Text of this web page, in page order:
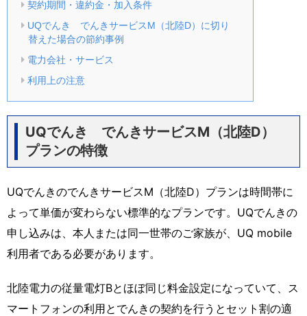
契約期間・違約金・加入条件
UQでんき でんきサービスM（北陸D）に切り
替えた場合の節約事例
電力会社・サービス
利用上の注意
UQでんき でんきサービスM（北陸D）
プランの特徴
UQでんきのでんきサービスM（北陸D）プランは時間帯に
よって単価が変わらない標準的なプランです。UQでんきの
申し込みは、本人または同一世帯のご家族が、UQ mobile
利用者である必要があります。
北陸電力の従量電灯Bとほぼ同じ料金設定になっていて、ス
マートフォンの利用とでんきの契約を行うとセット割の適